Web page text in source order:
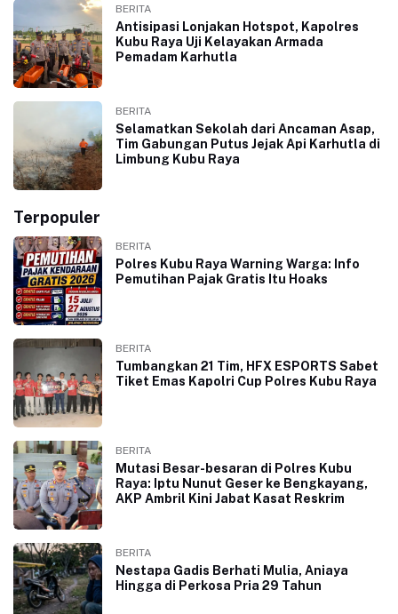
BERITA
Antisipasi Lonjakan Hotspot, Kapolres
Kubu Raya Uji Kelayakan Armada
Pemadam Karhutla
BERITA
Selamatkan Sekolah dari Ancaman Asap,
Tim Gabungan Putus Jejak Api Karhutla di
Limbung Kubu Raya
Terpopuler
BERITA
Polres Kubu Raya Warning Warga: Info
Pemutihan Pajak Gratis Itu Hoaks
BERITA
Tumbangkan 21 Tim, HFX ESPORTS Sabet
Tiket Emas Kapolri Cup Polres Kubu Raya
BERITA
Mutasi Besar-besaran di Polres Kubu
Raya: Iptu Nunut Geser ke Bengkayang,
AKP Ambril Kini Jabat Kasat Reskrim
BERITA
Nestapa Gadis Berhati Mulia, Aniaya
Hingga di Perkosa Pria 29 Tahun